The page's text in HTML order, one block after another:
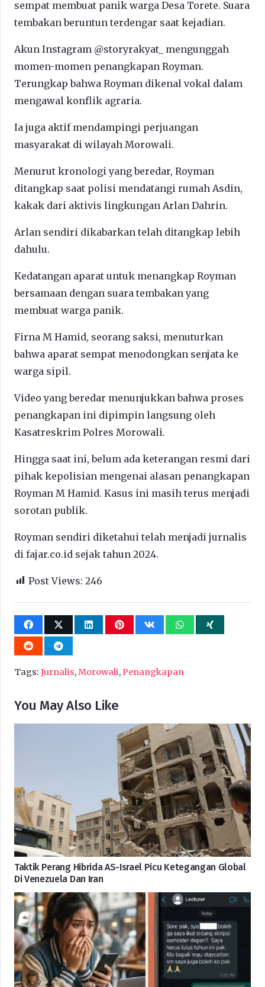
sempat membuat panik warga Desa Torete. Suara
tembakan beruntun terdengar saat kejadian.
Akun Instagram @storyrakyat_ mengunggah
momen-momen penangkapan Royman.
Terungkap bahwa Royman dikenal vokal dalam
mengawal konflik agraria.
Ia juga aktif mendampingi perjuangan
masyarakat di wilayah Morowali.
Menurut kronologi yang beredar, Royman
ditangkap saat polisi mendatangi rumah Asdin,
kakak dari aktivis lingkungan Arlan Dahrin.
Arlan sendiri dikabarkan telah ditangkap lebih
dahulu.
Kedatangan aparat untuk menangkap Royman
bersamaan dengan suara tembakan yang
membuat warga panik.
Firna M Hamid, seorang saksi, menuturkan
bahwa aparat sempat menodongkan senjata ke
warga sipil.
Video yang beredar menunjukkan bahwa proses
penangkapan ini dipimpin langsung oleh
Kasatreskrim Polres Morowali.
Hingga saat ini, belum ada keterangan resmi dari
pihak kepolisian mengenai alasan penangkapan
Royman M Hamid. Kasus ini masih terus menjadi
sorotan publik.
Royman sendiri diketahui telah menjadi jurnalis
di fajar.co.id sejak tahun 2024.
Post Views: 246
Tags: Jurnalis,Morowali,Penangkapan
You May Also Like
Taktik Perang Hibrida AS-Israel Picu Ketegangan Global
Di Venezuela Dan Iran